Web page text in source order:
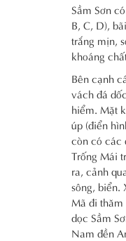
Sầm Sơn
B, C, D),
trắng mịn,
khoáng
Bên cạnh
vách đá
hiểm. Mặt
úp (điển
còn có các
Trống Mái
ra, cảnh
sông, biển.
Mã đi
dọc Sầm
Nam đền